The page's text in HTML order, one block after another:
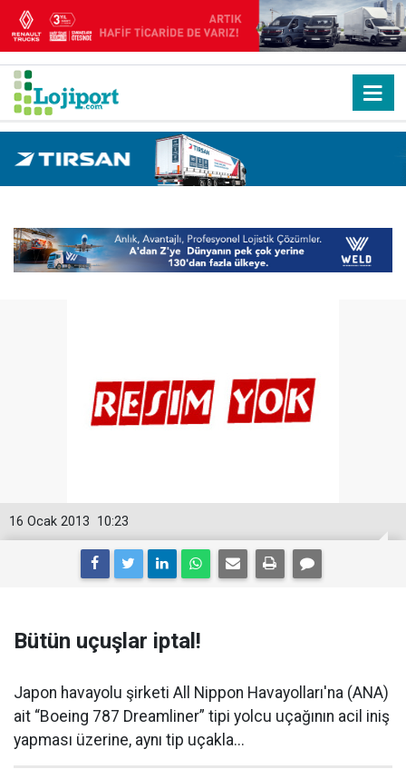
10:23
16 Ocak 2013
Bütün uçuşlar iptal!
Japon havayolu şirketi All Nippon Havayolları'na (ANA)
ait “Boeing 787 Dreamliner” tipi yolcu uçağının acil iniş
yapması üzerine, aynı tip uçakla...